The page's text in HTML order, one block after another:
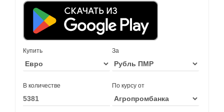
Купить За
В количестве По курсу от